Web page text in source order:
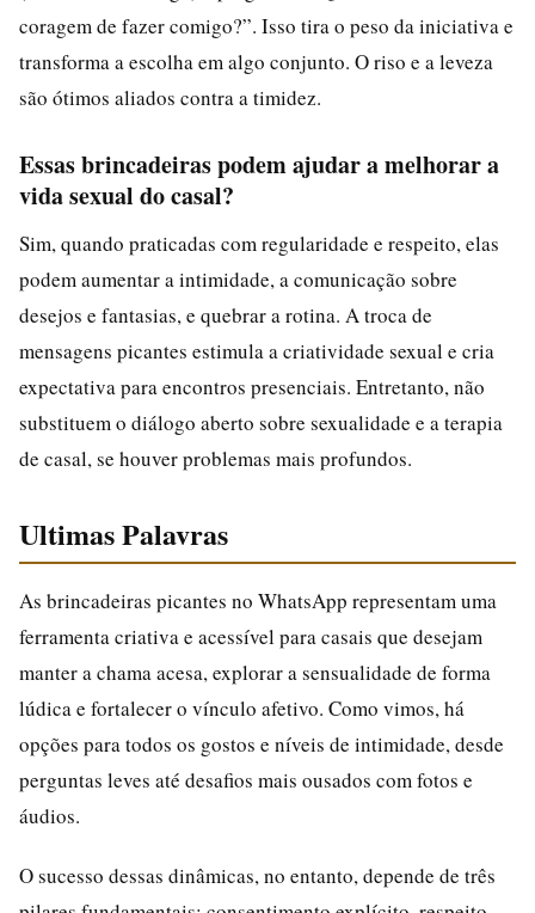
coragem de fazer comigo?”. Isso tira o peso da iniciativa e
transforma a escolha em algo conjunto. O riso e a leveza
são ótimos aliados contra a timidez.
Essas brincadeiras podem ajudar a melhorar a
vida sexual do casal?
Sim, quando praticadas com regularidade e respeito, elas
podem aumentar a intimidade, a comunicação sobre
desejos e fantasias, e quebrar a rotina. A troca de
mensagens picantes estimula a criatividade sexual e cria
expectativa para encontros presenciais. Entretanto, não
substituem o diálogo aberto sobre sexualidade e a terapia
de casal, se houver problemas mais profundos.
Ultimas Palavras
As brincadeiras picantes no WhatsApp representam uma
ferramenta criativa e acessível para casais que desejam
manter a chama acesa, explorar a sensualidade de forma
lúdica e fortalecer o vínculo afetivo. Como vimos, há
opções para todos os gostos e níveis de intimidade, desde
perguntas leves até desafios mais ousados com fotos e
áudios.
O sucesso dessas dinâmicas, no entanto, depende de três